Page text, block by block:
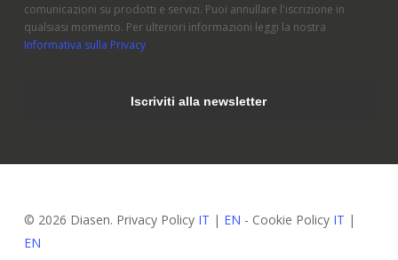
comunicazioni su prodotti e servizi. Puoi annullare l'iscrizione in
qualsiasi momento. Per ulteriori informazioni leggi la nostra
Informativa sulla Privacy
© 2026 Diasen. Privacy Policy IT | EN - Cookie Policy IT |
EN